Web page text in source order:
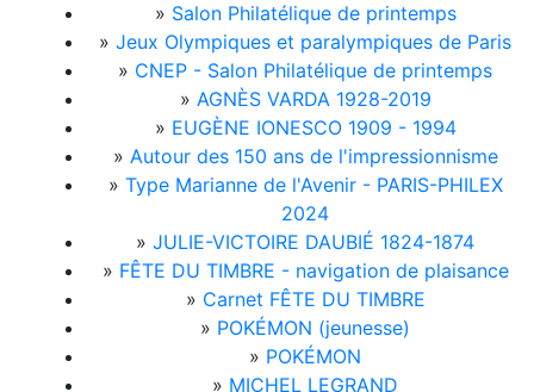
» Salon Philatélique de printemps
» Jeux Olympiques et paralympiques de Paris
» CNEP - Salon Philatélique de printemps
» AGNÈS VARDA 1928-2019
» EUGÈNE IONESCO 1909 - 1994
» Autour des 150 ans de l'impressionnisme
» Type Marianne de l'Avenir - PARIS-PHILEX
2024
» JULIE-VICTOIRE DAUBIÉ 1824-1874
» FÊTE DU TIMBRE - navigation de plaisance
» Carnet FÊTE DU TIMBRE
» POKÉMON (jeunesse)
» POKÉMON
» MICHEL LEGRAND